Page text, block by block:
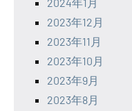
2023年12月
2023年11月
2023年10月
2023年9月
2023年8月